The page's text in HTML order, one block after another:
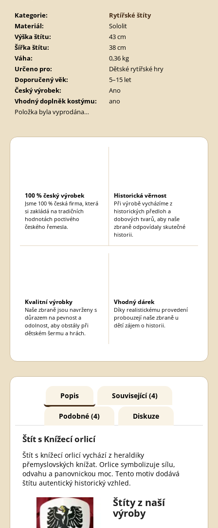
Kategorie:
Rytířské štíty
Materiál:
Sololit
Výška štítu:
43 cm
Šířka štítu:
38 cm
Váha:
0,36 kg
Určeno pro:
Dětské rytířské hry
Doporučený věk:
5–15 let
Český výrobek:
Ano
Vhodný doplněk kostýmu:
ano
Položka byla vyprodána…
100 % český výrobek
Jsme 100 % česká firma, která
si zakládá na tradičních
hodnotách poctivého
českého řemesla.
Historická věrnost
Při výrobě vycházíme z
historických předloh a
dobových tvarů, aby naše
zbraně odpovídaly skutečné
historii.
Kvalitní výrobky
Naše zbraně jsou navrženy s
důrazem na pevnost a
odolnost, aby obstály při
dětském šermu a hrách.
Vhodný dárek
Díky realistickému provedení
probouzejí naše zbraně u
dětí zájem o historii.
Popis Související (4)
Podobné (4) Diskuze
Štít s Knížecí orlicí
Štít s knížecí orlicí vychází z heraldiky
přemyslovských knížat. Orlice symbolizuje sílu,
odvahu a panovnickou moc. Tento motiv dodává
štítu autentický historický vzhled.
Štíty z naší
výroby